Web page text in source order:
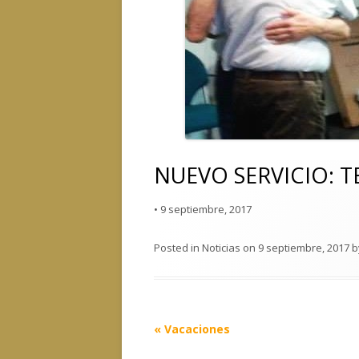
NUEVO SERVICIO:
• 9 septiembre, 2017
Posted in Noticias on 9 septiembre, 2017
Post
« Vacaciones